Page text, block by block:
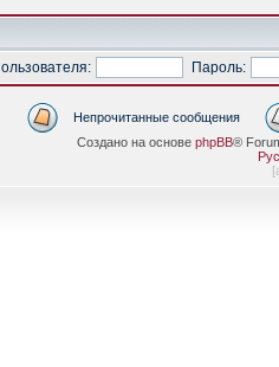
Пароль:
Непрочитанные сообщения
Создано на основе phpBB®
[